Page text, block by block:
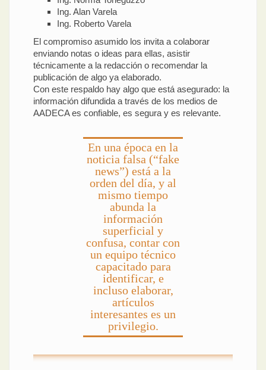
Ing. Alan Varela
Ing. Roberto Varela
El compromiso asumido los invita a colaborar
enviando notas o ideas para ellas, asistir
técnicamente a la redacción o recomendar la
publicación de algo ya elaborado.
Con este respaldo hay algo que está asegurado: la
información difundida a través de los medios de
AADECA es confiable, es segura y es relevante.
En una época en la
noticia falsa (“fake
news”) está a la
orden del día, y al
mismo tiempo
abunda la
información
superficial y
confusa, contar con
un equipo técnico
capacitado para
identificar, e
incluso elaborar,
artículos
interesantes es un
privilegio.